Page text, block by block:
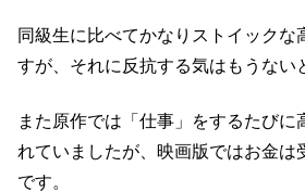
同級生に比べてかなりストイックな
すが、それに反抗する気はもうない
また原作では「仕事」をするたびに
れていましたが、映画版ではお金は
です。